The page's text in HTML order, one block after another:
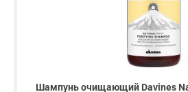
Шампунь очищающий Davines